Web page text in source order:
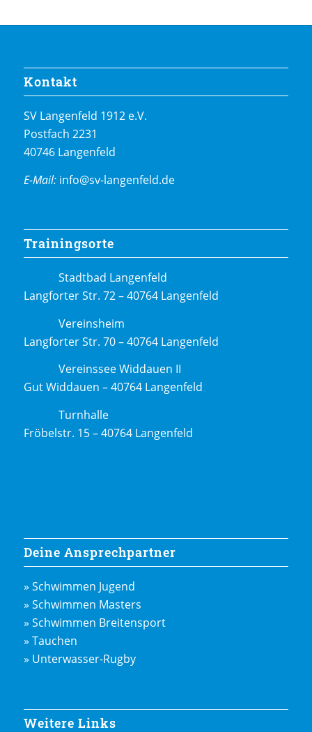
Kontakt
SV Langenfeld 1912 e.V.
Postfach 2231
40746 Langenfeld
E-Mail: info@sv-langenfeld.de
Trainingsorte
Stadtbad Langenfeld
Langforter Str. 72 – 40764 Langenfeld
Vereinsheim
Langforter Str. 70 – 40764 Langenfeld
Vereinssee Widdauen II
Gut Widdauen – 40764 Langenfeld
Turnhalle
Fröbelstr. 15 – 40764 Langenfeld
Deine Ansprechpartner
» Schwimmen Jugend
» Schwimmen Masters
» Schwimmen Breitensport
» Tauchen
» Unterwasser-Rugby
Weitere Links